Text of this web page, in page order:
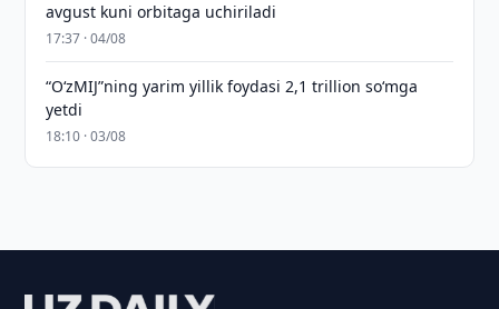
avgust kuni orbitaga uchiriladi
17:37 · 04/08
“O‘zMIJ”ning yarim yillik foydasi 2,1 trillion so‘mga
yetdi
18:10 · 03/08